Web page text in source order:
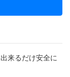
来るだけ安全に